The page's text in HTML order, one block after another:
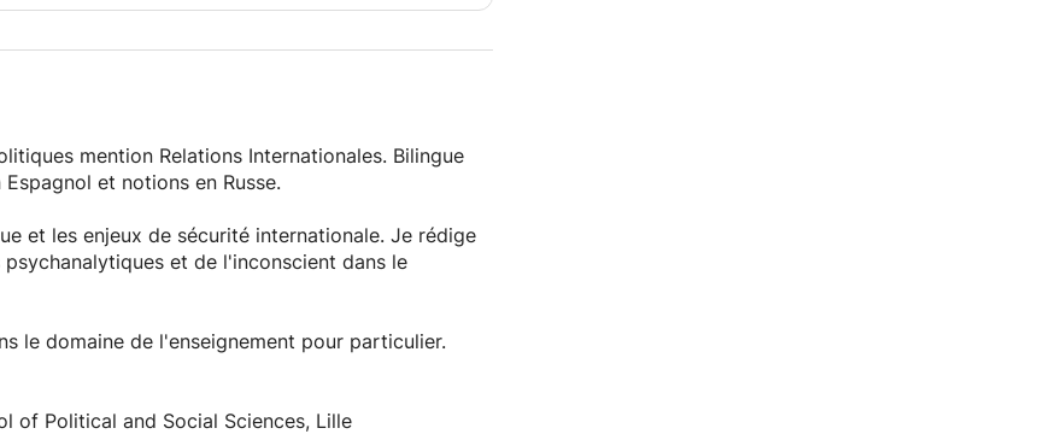
mention Relations Internationales. Bilingue
et notions en Russe.
et les enjeux de sécurité internationale. Je rédige
et de l'inconscient dans le
le domaine de l'enseignement pour particulier.
of Political and Social Sciences, Lille